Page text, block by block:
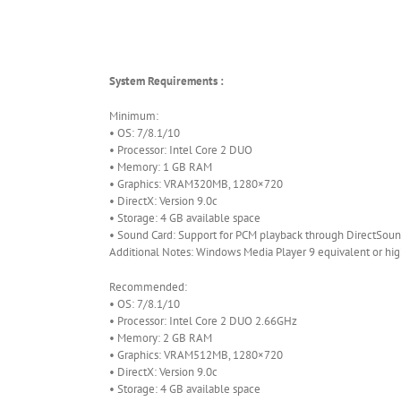
System Requirements :
Minimum:
• OS: 7/8.1/10
• Processor: Intel Core 2 DUO
• Memory: 1 GB RAM
• Graphics: VRAM320MB, 1280×720
• DirectX: Version 9.0c
• Storage: 4 GB available space
• Sound Card: Support for PCM playback through
Additional Notes: Windows Media Player 9 equivalent or
Recommended:
• OS: 7/8.1/10
• Processor: Intel Core 2 DUO 2.66GHz
• Memory: 2 GB RAM
• Graphics: VRAM512MB, 1280×720
• DirectX: Version 9.0c
• Storage: 4 GB available space